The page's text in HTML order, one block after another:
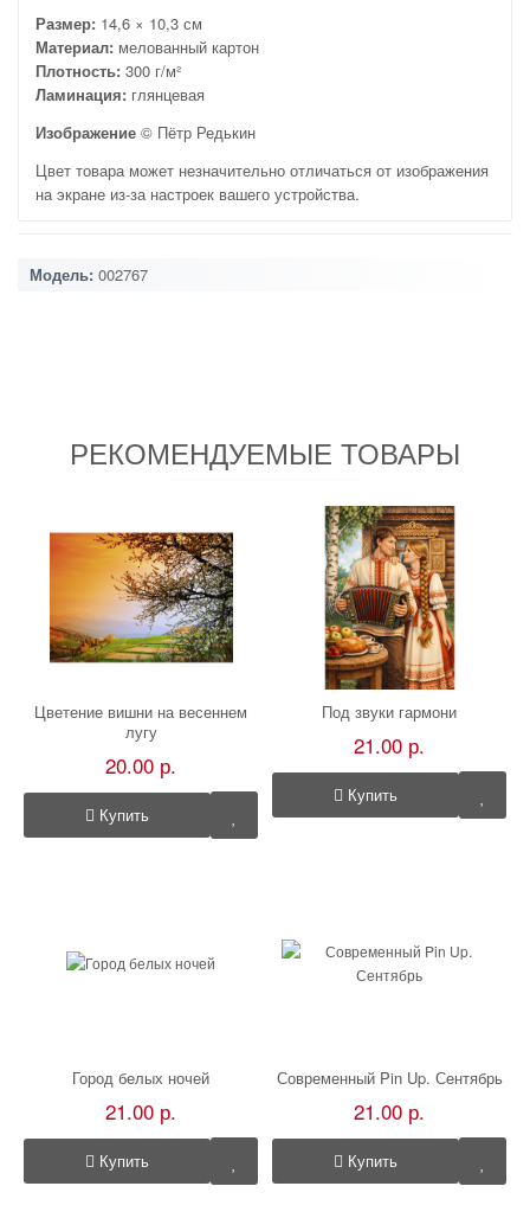
Размер: 14,6 × 10,3 см
Материал: мелованный картон
Плотность: 300 г/м²
Ламинация: глянцевая
Изображение © Пётр Редькин
Цвет товара может незначительно отличаться от изображения
на экране из-за настроек вашего устройства.
Модель: 002767
РЕКОМЕНДУЕМЫЕ ТОВАРЫ
Цветение вишни на весеннем
лугу
20.00 р.
Купить
Под звуки гармони
21.00 р.
Купить
Город белых ночей
21.00 р.
Купить
Современный Pin Up. Сентябрь
21.00 р.
Купить